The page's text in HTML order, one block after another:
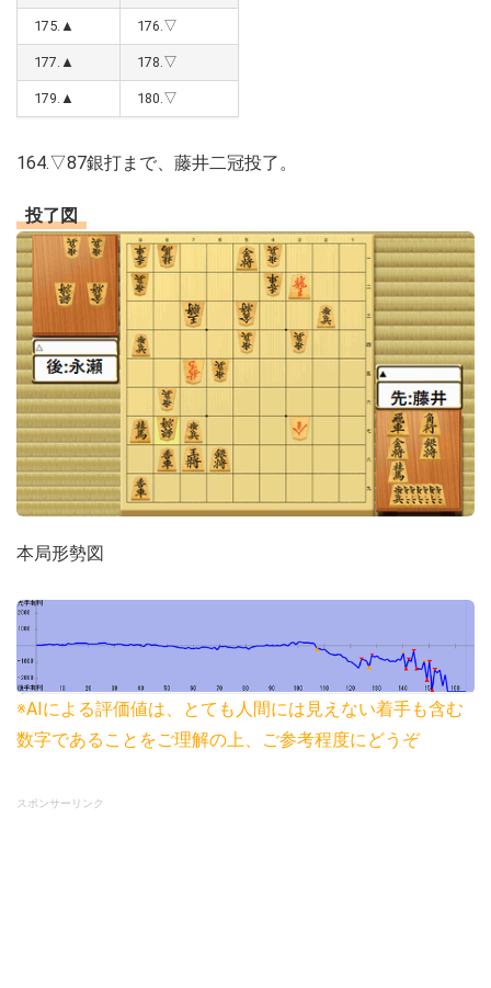
175.▲ 176.▽
177.▲ 178.▽
179.▲ 180.▽
164.▽87銀打まで、藤井二冠投了。
投了図
本局形勢図
※AIによる評価値は、とても人間には見えない着手も含む
数字であることをご理解の上、ご参考程度にどうぞ
スポンサーリンク